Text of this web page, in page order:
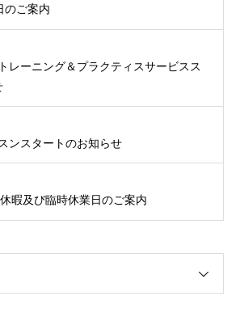
のご案内
レーニング＆プラクティスサービスス
ンスタートのお知らせ
暇及び臨時休業日のご案内